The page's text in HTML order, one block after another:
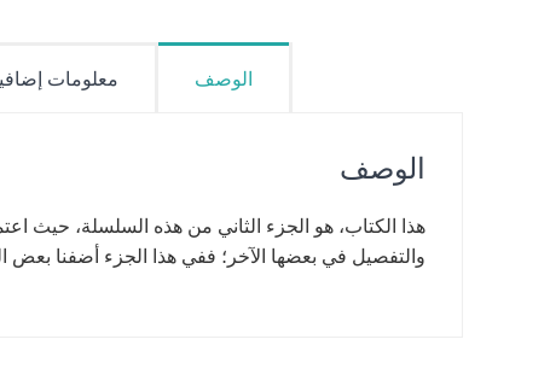
الوصف معلومات
الوصف
هذا الكتاب، هو الجزء الثاني من هذه السلسلة، حيث
والتفصيل في بعضها الآخر؛ ففي هذا الجزء أضفنا